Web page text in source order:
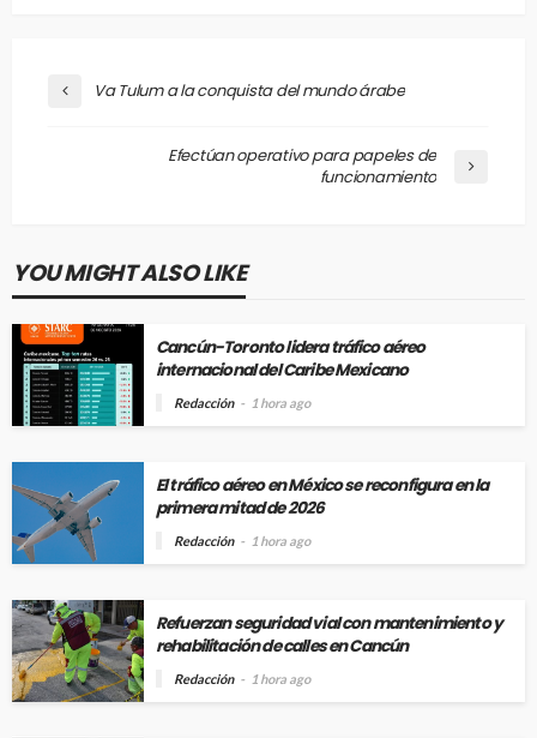
Va Tulum a la conquista del mundo árabe
Efectúan operativo para papeles de
funcionamiento
YOU MIGHT ALSO LIKE
Cancún-Toronto lidera tráfico aéreo
internacional del Caribe Mexicano
Redacción 1 hora ago
El tráfico aéreo en México se reconfigura en la
primera mitad de 2026
Redacción 1 hora ago
Refuerzan seguridad vial con mantenimiento y
rehabilitación de calles en Cancún
Redacción 1 hora ago